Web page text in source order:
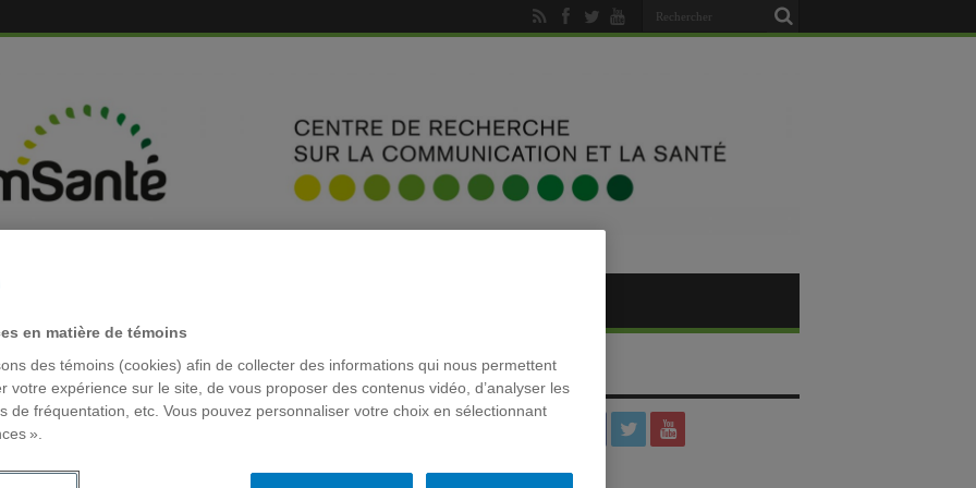
négatifs de l’utilisation de l’information en ligne sur
négatifs de l’utilisation de
RÉSEAUX SOCIAUX
en matière de témoins
des témoins (cookies) afin de collecter des informations qui nous permettent
votre expérience sur le site, de vous proposer des contenus vidéo, d’analyser les
de fréquentation, etc. Vous pouvez personnaliser votre choix en sélectionnant
».